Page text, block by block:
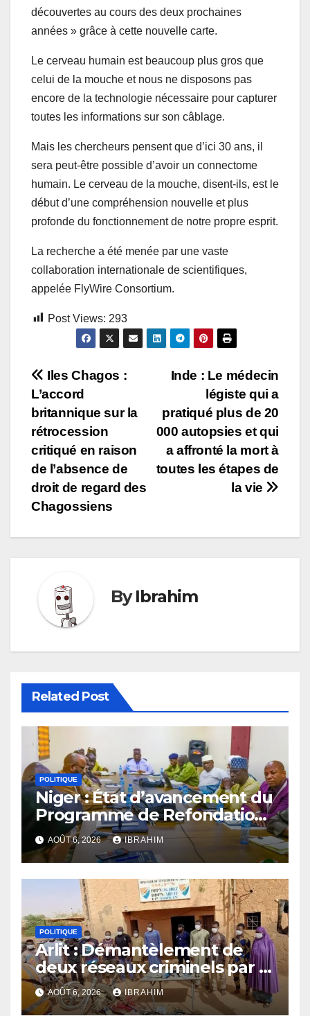
découvertes au cours des deux prochaines
années » grâce à cette nouvelle carte.
Le cerveau humain est beaucoup plus gros que
celui de la mouche et nous ne disposons pas
encore de la technologie nécessaire pour capturer
toutes les informations sur son câblage.
Mais les chercheurs pensent que d’ici 30 ans, il
sera peut-être possible d’avoir un connectome
humain. Le cerveau de la mouche, disent-ils, est le
début d’une compréhension nouvelle et plus
profonde du fonctionnement de notre propre esprit.
La recherche a été menée par une vaste
collaboration internationale de scientifiques,
appelée FlyWire Consortium.
Post Views: 293
Navigation
de
l’article
Inde : Le médecin
légiste qui a
pratiqué plus de 20
000 autopsies et qui
a affronté la mort à
toutes les étapes de
la vie
Iles Chagos :
L’accord
britannique sur la
rétrocession
critiqué en raison
de l’absence de
droit de regard des
Chagossiens
ByIbrahim
Related Post
POLITIQUE
Niger : État d’avancement du
Programme de Refondation
à mi-parcours
AOÛT 6, 2026 IBRAHIM
POLITIQUE
Arlit : Démantèlement de
deux réseaux criminels par la
police d’Akokan
AOÛT 6, 2026 IBRAHIM